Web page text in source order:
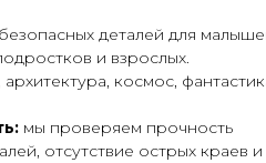
деталей для
и взрослых.
космос,
мы проверяем прочность
отсутствие острых краев и